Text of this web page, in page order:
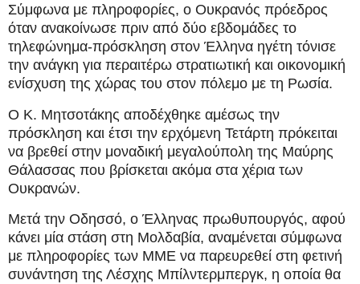
Σύμφωνα με πληροφορίες, ο Ουκρανός πρόεδρος
όταν ανακοίνωσε πριν από δύο εβδομάδες το
τηλεφώνημα-πρόσκληση στον Έλληνα ηγέτη τόνισε
την ανάγκη για περαιτέρω στρατιωτική και οικονομική
ενίσχυση της χώρας του στον πόλεμο με τη Ρωσία.
Ο Κ. Μητσοτάκης αποδέχθηκε αμέσως την
πρόσκληση και έτσι την ερχόμενη Τετάρτη πρόκειται
να βρεθεί στην μοναδική μεγαλούπολη της Μαύρης
Θάλασσας που βρίσκεται ακόμα στα χέρια των
Ουκρανών.
Μετά την Οδησσό, ο Έλληνας πρωθυπουργός, αφού
κάνει μία στάση στη Μολδαβία, αναμένεται σύμφωνα
με πληροφορίες των ΜΜΕ να παρευρεθεί στη φετινή
συνάντηση της Λέσχης Μπίλντερμπεργκ, η οποία θα